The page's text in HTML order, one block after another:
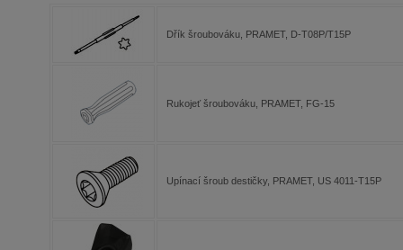
Dřík šroubováku, PRAMET, D-T08P/T15P
Rukojeť šroubováku, PRAMET, FG-15
Upínací šroub destičky, PRAMET, US 4011-T15P